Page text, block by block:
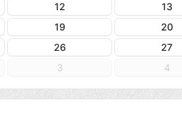
12 13
19 20
26 27
3 4